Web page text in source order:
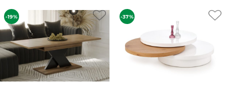
532,-.
844,-.
255,-.
329,-.
-19% -37%